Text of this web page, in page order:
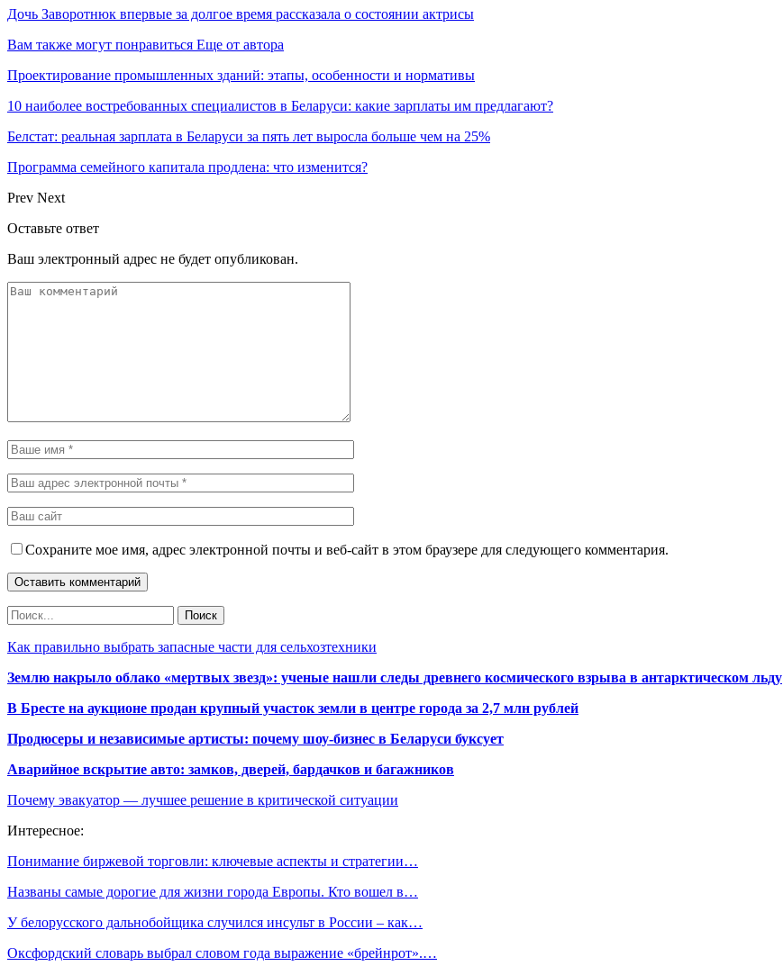
Дочь Заворотнюк впервые за долгое время рассказала о состоянии актрисы
Вам также могут понравиться Еще от автора
Проектирование промышленных зданий: этапы, особенности и нормативы
10 наиболее востребованных специалистов в Беларуси: какие зарплаты им предлагают?
Белстат: реальная зарплата в Беларуси за пять лет выросла больше чем на 25%
Программа семейного капитала продлена: что изменится?
Prev Next
Оставьте ответ
Ваш электронный адрес не будет опубликован.
Сохраните мое имя, адрес электронной почты и веб-сайт в этом браузере для следующего комментария.
Как правильно выбрать запасные части для сельхозтехники
Землю накрыло облако «мертвых звезд»: ученые нашли следы древнего космического взрыва в антарктическом льду
В Бресте на аукционе продан крупный участок земли в центре города за 2,7 млн рублей
Продюсеры и независимые артисты: почему шоу-бизнес в Беларуси буксует
Аварийное вскрытие авто: замков, дверей, бардачков и багажников
Почему эвакуатор — лучшее решение в критической ситуации
Интересное:
Понимание биржевой торговли: ключевые аспекты и стратегии…
Названы самые дорогие для жизни города Европы. Кто вошел в…
У белорусского дальнобойщика случился инсульт в России – как…
Оксфордский словарь выбрал словом года выражение «брейнрот».…